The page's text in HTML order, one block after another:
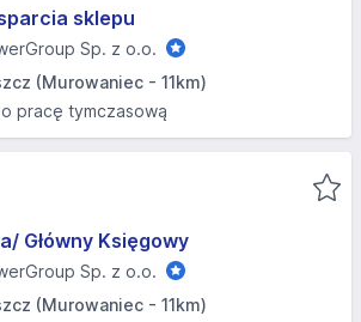
sklepu
Sp. z o.o.
(Murowaniec - 11km)
pracę tymczasową
Główny Księgowy
Sp. z o.o.
(Murowaniec - 11km)